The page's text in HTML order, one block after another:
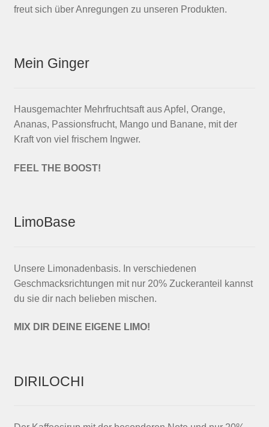
freut sich über Anregungen zu unseren Produkten.
Mein Ginger
Hausgemachter Mehrfruchtsaft aus Apfel, Orange,
Ananas, Passionsfrucht, Mango und Banane, mit der
Kraft von viel frischem Ingwer.
FEEL THE BOOST!
LimoBase
Unsere Limonadenbasis. In verschiedenen
Geschmacksrichtungen mit nur 20% Zuckeranteil kannst
du sie dir nach belieben mischen.
MIX DIR DEINE EIGENE LIMO!
DIRILOCHI